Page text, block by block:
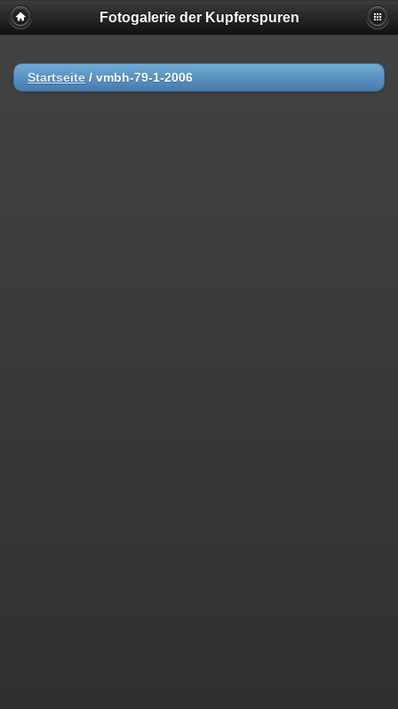
Fotogalerie der Kupferspuren
Startseite / vmbh-79-1-2006